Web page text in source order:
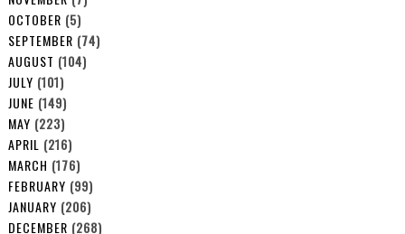
OCTOBER (5)
SEPTEMBER (74)
AUGUST (104)
JULY (101)
JUNE (149)
MAY (223)
APRIL (216)
MARCH (176)
FEBRUARY (99)
JANUARY (206)
DECEMBER (268)